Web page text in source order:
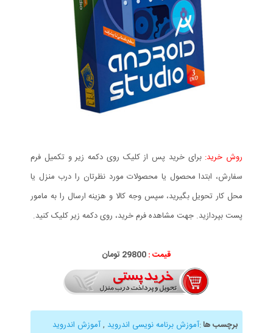
روش خرید: برای خرید پس از کلیک روی دکمه زیر و تکمیل فرم
سفارش، ابتدا محصول یا محصولات مورد نظرتان را درب منزل یا
محل کار تحویل بگیرید، سپس وجه کالا و هزینه ارسال را به مامور
پست بپردازید. جهت مشاهده فرم خرید، روی دکمه زیر کلیک کنید.
قیمت :29800 تومان
برچسب ها:آموزش برنامه نویسی اندروید ,آموزش اندروید